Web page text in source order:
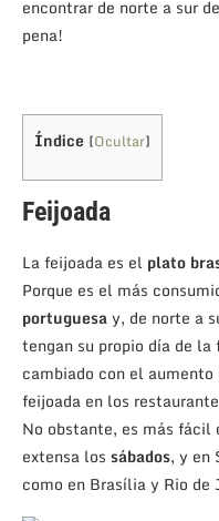
encontrar de norte a sur
pena!
Índice [Ocultar]
Feijoada
La feijoada es el plato
Porque es el más
portuguesay, de norte a
tengan su propio día de
cambiado con el
feijoada en los
No obstante, es más fácil
extensa los sábados, y en
como en Brasília y Rio